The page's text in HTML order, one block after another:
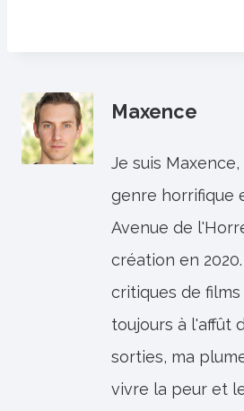
Maxence
Je suis
genre horrifique
Avenue de
création en
critiques de
toujours à l'affût
sorties, ma
vivre la peur et